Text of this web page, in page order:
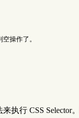
操作了。
来执行 CSS Selector